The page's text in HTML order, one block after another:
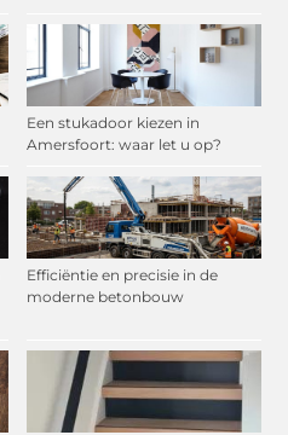
Een stukadoor kiezen in
Amersfoort: waar let u op?
Efficiëntie en precisie in de
moderne betonbouw